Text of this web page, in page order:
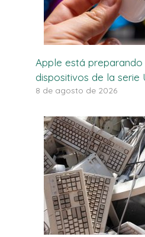
Apple está
dispositivos de la serie
8 de agosto de 2026